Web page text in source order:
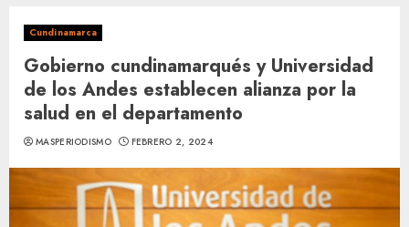
Cundinamarca
Gobierno cundinamarqués y Universidad
de los Andes establecen alianza por la
salud en el departamento
MASPERIODISMO FEBRERO 2, 2024